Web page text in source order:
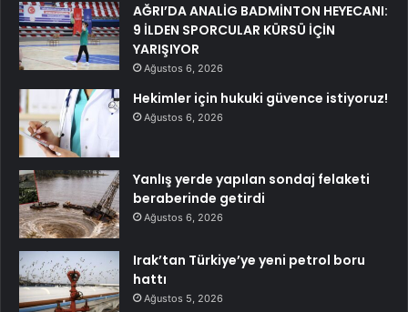
AĞRI’DA ANALİG BADMİNTON HEYECANI:
9 İLDEN SPORCULAR KÜRSÜ İÇİN
YARIŞIYOR
Ağustos 6, 2026
Hekimler için hukuki güvence istiyoruz!
Ağustos 6, 2026
Yanlış yerde yapılan sondaj felaketi
beraberinde getirdi
Ağustos 6, 2026
Irak’tan Türkiye’ye yeni petrol boru
hattı
Ağustos 5, 2026